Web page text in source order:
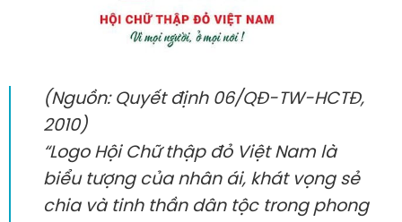
(Nguồn: Quyết định 06/QĐ-TW-HCTĐ,
2010)
“Logo Hội Chữ thập đỏ Việt Nam là
biểu tượng của nhân ái, khát vọng sẻ
chia và tinh thần dân tộc trong phong